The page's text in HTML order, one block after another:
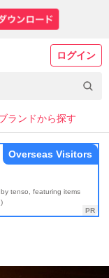
ログイン
ランドから探す
tenso, featuring items
Overseas Visitors